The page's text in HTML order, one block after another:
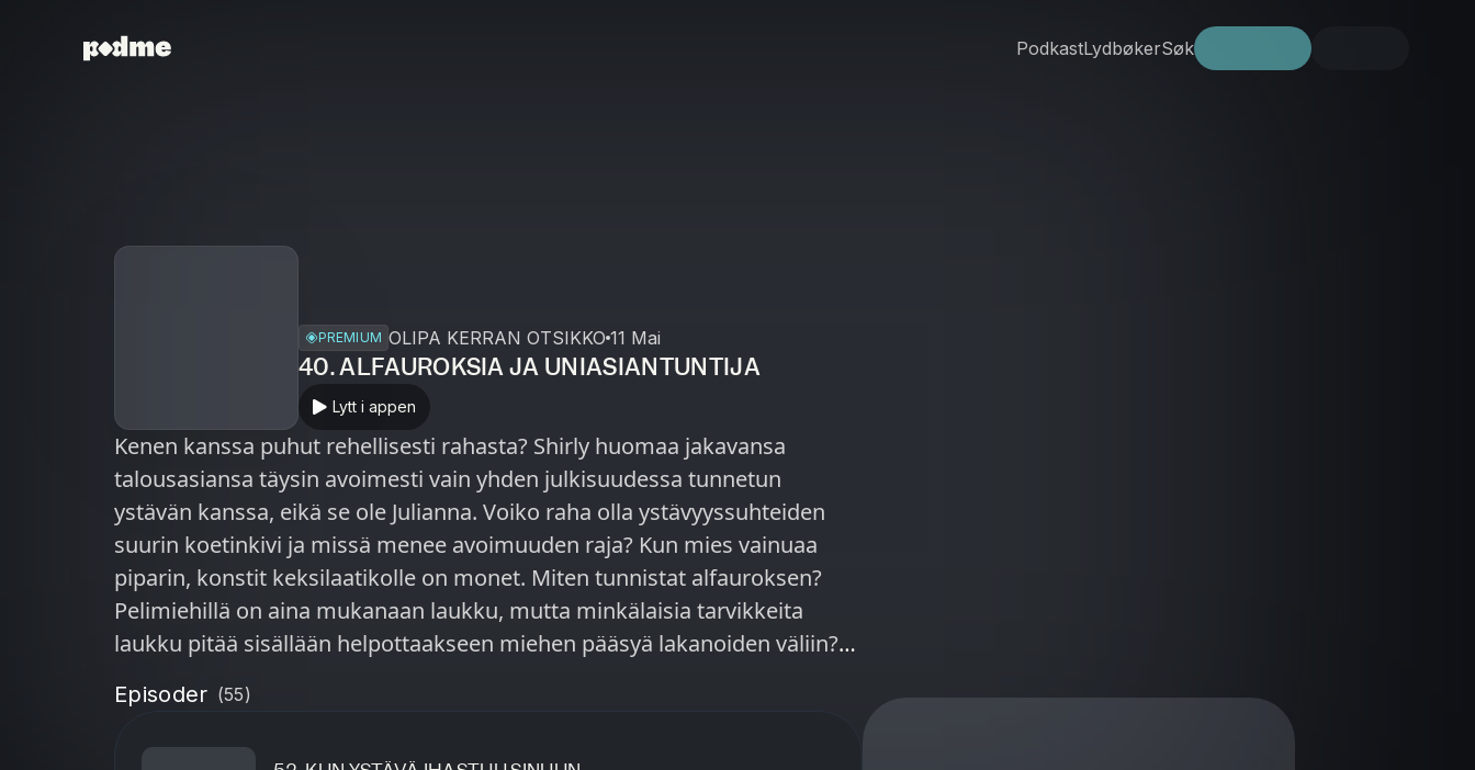
PodkastLydbøkerSøk
PREMIUM OLIPA KERRAN OTSIKKO 11 Mai
40. ALFAUROKSIA JA UNIASIANTUNTIJA
Lytt i appen
Kenen kanssa puhut rehellisesti rahasta? Shirly huomaa jakavansa
talousasiansa täysin avoimesti vain yhden julkisuudessa tunnetun
ystävän kanssa, eikä se ole Julianna. Voiko raha olla ystävyyssuhteiden
suurin koetinkivi ja missä menee avoimuuden raja? Kun mies vainuaa
piparin, konstit keksilaatikolle on monet. Miten tunnistat alfauroksen?
Pelimiehillä on aina mukanaan laukku, mutta minkälaisia tarvikkeita
laukku pitää sisällään helpottaakseen miehen pääsyä lakanoiden väliin?
nukkumisolosuhteet. Kaikki ei ole ihan kohdallaan, joten muutoksia
tarvitaan. Kuinka suuri merkitys lakanoilla oikeasti on unen laatuun ja
Episoder (55)